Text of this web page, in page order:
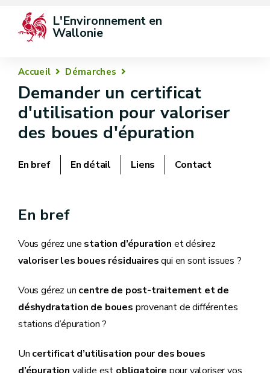
L'Environnement en
Wallonie
Accueil Démarches
Demander un certificat
d'utilisation pour valoriser
des boues d'épuration
En bref En détail Liens Contact
En bref
Vous gérez une station d’épuration et désirez
valoriser les boues résiduairesqui en sont issues ?
Vous gérez un centre de post-traitement et de
déshydratation de boues provenant de différentes
stations d’épuration ?
Un certificat d’utilisation pour des boues
d’épuration valide est obligatoire pour valoriser vos